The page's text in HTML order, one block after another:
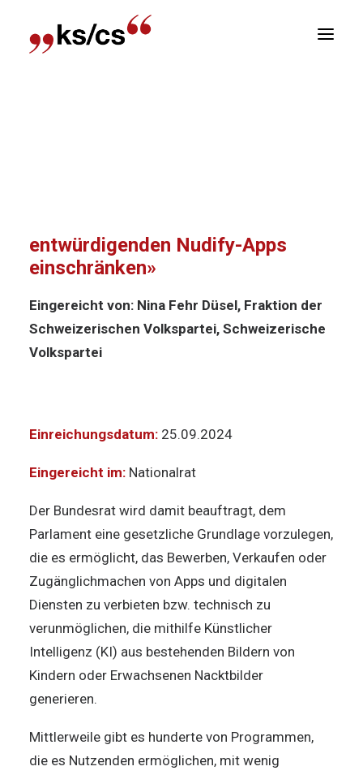
entwürdigenden Nudify-Apps
einschränken»
Eingereicht von: Nina Fehr Düsel, Fraktion der
Schweizerischen Volkspartei, Schweizerische
Volkspartei
Einreichungsdatum: 25.09.2024
Eingereicht im: Nationalrat
Der Bundesrat wird damit beauftragt, dem
Parlament eine gesetzliche Grundlage vorzulegen,
die es ermöglicht, das Bewerben, Verkaufen oder
Zugänglichmachen von Apps und digitalen
Diensten zu verbieten bzw. technisch zu
verunmöglichen, die mithilfe Künstlicher
Intelligenz (KI) aus bestehenden Bildern von
Kindern oder Erwachsenen Nacktbilder
generieren.
Mittlerweile gibt es hunderte von Programmen,
die es Nutzenden ermöglichen, mit wenig